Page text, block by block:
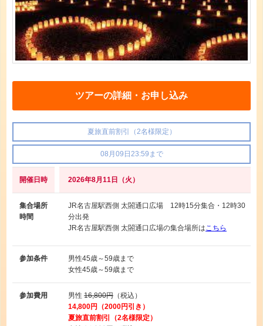
ツアーの詳細・お申し込み
夏旅直前割引（2名様限定）
08月09日23:59まで
開催日時 2026年8月11日（火）
集合場所
時間
JR名古屋駅西側 太閤通口広場 12時15分集合・12時30
分出発
JR名古屋駅西側 太閤通口広場の集合場所はこちら
参加条件 男性45歳～59歳まで
女性45歳～59歳まで
参加費用 男性 16,800円 （税込）
14,800円（2000円引き）
夏旅直前割引（2名様限定）